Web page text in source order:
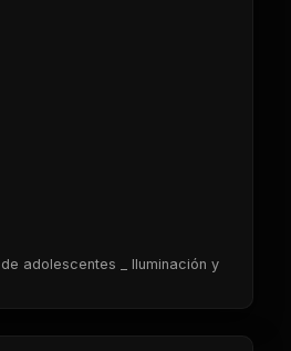
adolescentes _ Iluminación y
1 Clases